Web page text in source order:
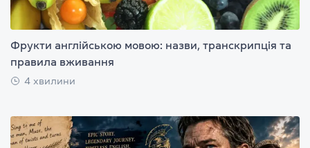
Фрукти англійською мовою: назви, транскрипція та
правила вживання
4 хвилини